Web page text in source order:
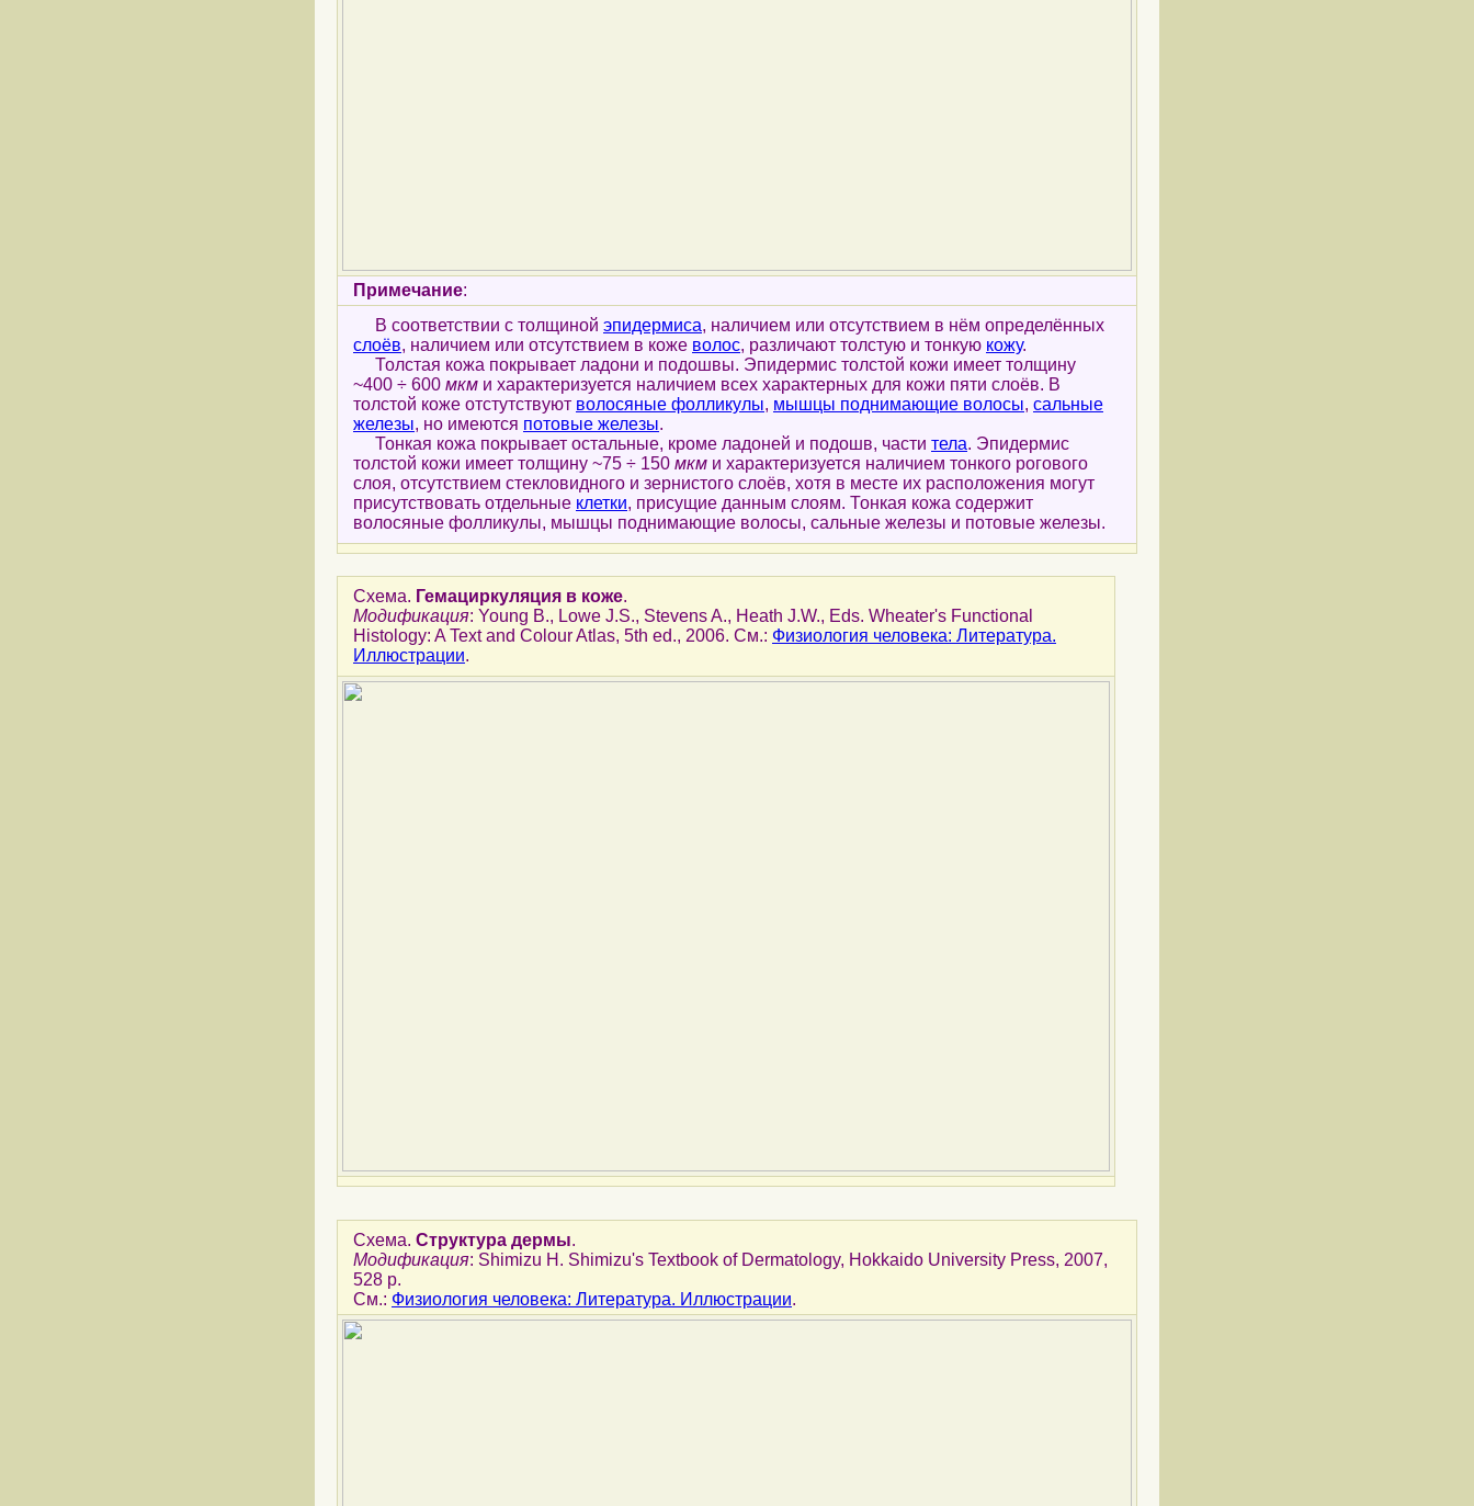
Примечание:
В соответствии с толщиной эпидермиса, наличием или отсутствием в нём определённых
слоёв, наличием или отсутствием в коже волос, различают толстую и тонкую кожу.
Толстая кожа покрывает ладони и подошвы. Эпидермис толстой кожи имеет толщину
~400 ÷ 600 мкм и характеризуется наличием всех характерных для кожи пяти слоёв. В
толстой коже отстутствуют волосяные фолликулы, мышцы поднимающие волосы, сальные
железы, но имеются потовые железы.
Тонкая кожа покрывает остальные, кроме ладоней и подошв, части тела. Эпидермис
толстой кожи имеет толщину ~75 ÷ 150 мкм и характеризуется наличием тонкого рогового
слоя, отсутствием стекловидного и зернистого слоёв, хотя в месте их расположения могут
присутствовать отдельные клетки, присущие данным слоям. Тонкая кожа содержит
волосяные фолликулы, мышцы поднимающие волосы, сальные железы и потовые железы.
Схема. Гемациркуляция в коже.
Модификация: Young B., Lowe J.S., Stevens A., Heath J.W., Eds. Wheater's Functional
Histology: A Text and Colour Atlas, 5th ed., 2006. См.: Физиология человека: Литература.
Иллюстрации.
Схема. Структура дермы.
Модификация: Shimizu H. Shimizu's Textbook of Dermatology, Hokkaido University Press, 2007,
528 p.
См.: Физиология человека: Литература. Иллюстрации.